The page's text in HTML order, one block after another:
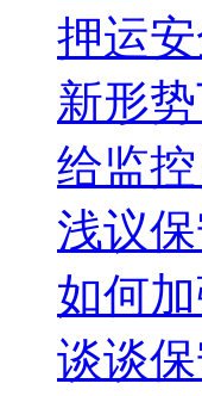
押运
新形
给监
浅议
如何
谈谈